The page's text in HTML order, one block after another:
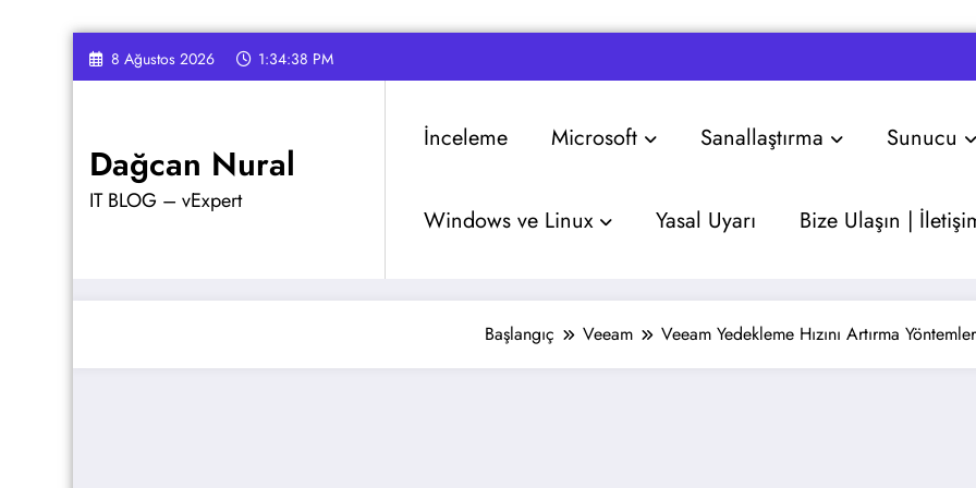
İçeriğe
atla
8 Ağustos 2026 1:34:39 PM
Dağcan Nural
IT BLOG – vExpert
İnceleme Microsoft Sanallaştırma Sunucu
Windows ve Linux Yasal Uyarı Bize Ulaşın |
Başlangıç Veeam Veeam Yedekleme Hızını Artırma